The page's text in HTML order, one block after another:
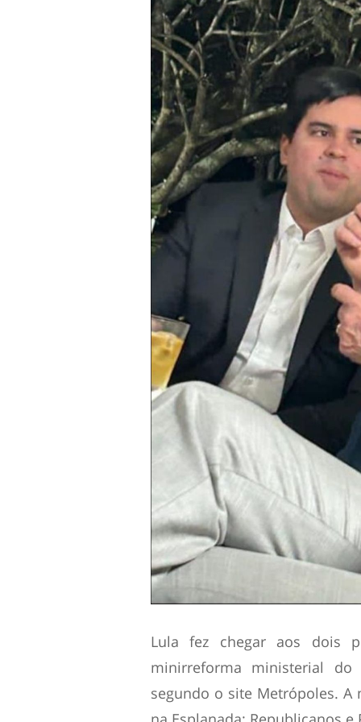
Lula fez chegar aos dois
minirreforma ministerial do
segundo o site Metrópoles.